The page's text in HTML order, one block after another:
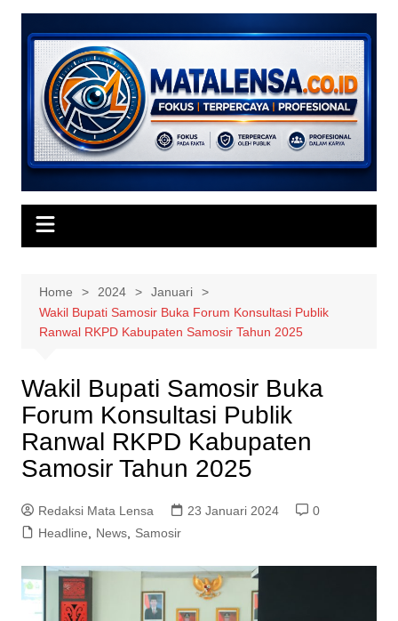
Skip
content
Home 2024
Januari
Wakil Bupati Samosir Buka Forum Konsultasi Publik
Ranwal RKPD Kabupaten Samosir Tahun 2025
Wakil Bupati Samosir Buka
Forum Konsultasi Publik
Ranwal RKPD Kabupaten
Samosir Tahun 2025
Redaksi Mata Lensa 23 Januari 2024
0
Headline
News, Samosir